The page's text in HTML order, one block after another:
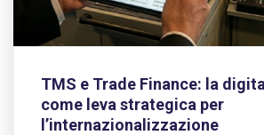
TMS e Trade Finance: la
come leva strategica per
l’internazionalizzazione